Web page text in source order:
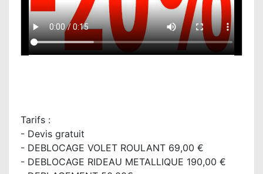
Tarifs :
- Devis gratuit
- DEBLOCAGE VOLET ROULANT 69,00 €
- DEBLOCAGE RIDEAU METALLIQUE 190,00 €